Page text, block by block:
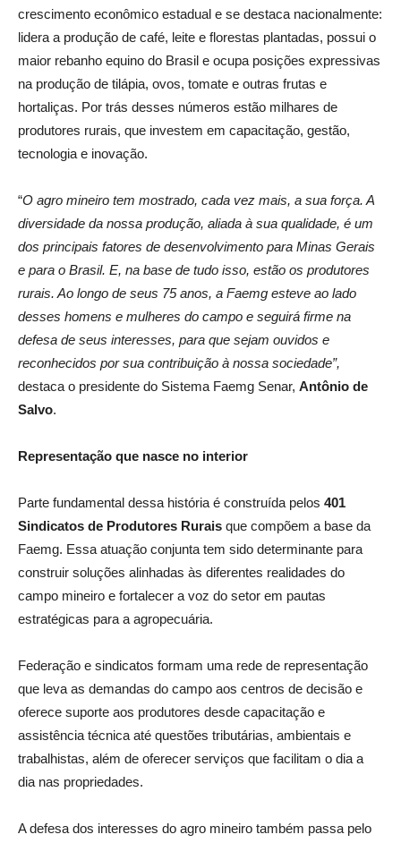
crescimento econômico estadual e se destaca nacionalmente:
lidera a produção de café, leite e florestas plantadas, possui o
maior rebanho equino do Brasil e ocupa posições expressivas
na produção de tilápia, ovos, tomate e outras frutas e
hortaliças. Por trás desses números estão milhares de
produtores rurais, que investem em capacitação, gestão,
tecnologia e inovação.
“O agro mineiro tem mostrado, cada vez mais, a sua força. A
diversidade da nossa produção, aliada à sua qualidade, é um
dos principais fatores de desenvolvimento para Minas Gerais
e para o Brasil. E, na base de tudo isso, estão os produtores
rurais. Ao longo de seus 75 anos, a Faemg esteve ao lado
desses homens e mulheres do campo e seguirá firme na
defesa de seus interesses, para que sejam ouvidos e
reconhecidos por sua contribuição à nossa sociedade”,
destaca o presidente do Sistema Faemg Senar, Antônio de
Salvo.
Representação que nasce no interior
Parte fundamental dessa história é construída pelos 401
Sindicatos de Produtores Rurais que compõem a base da
Faemg. Essa atuação conjunta tem sido determinante para
construir soluções alinhadas às diferentes realidades do
campo mineiro e fortalecer a voz do setor em pautas
estratégicas para a agropecuária.
Federação e sindicatos formam uma rede de representação
que leva as demandas do campo aos centros de decisão e
oferece suporte aos produtores desde capacitação e
assistência técnica até questões tributárias, ambientais e
trabalhistas, além de oferecer serviços que facilitam o dia a
dia nas propriedades.
A defesa dos interesses do agro mineiro também passa pelo